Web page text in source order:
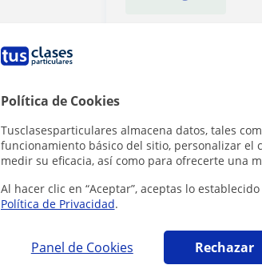
Política de Cookies
Tusclasesparticulares almacena datos, tales
funcionamiento básico del sitio, personalizar el
medir su eficacia, así como para ofrecerte una
Al hacer clic en “Aceptar”, aceptas lo
Política de Privacidad.
Panel de Cookies Rechazar